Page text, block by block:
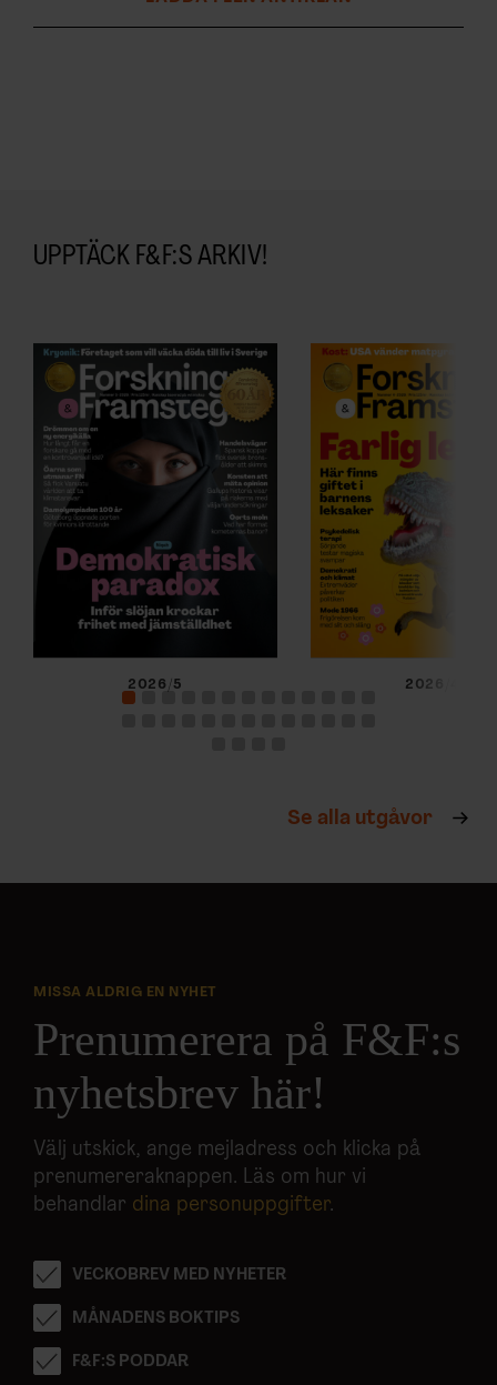
UPPTÄCK F&F:S ARKIV!
2026/5 2026/4
Se alla utgåvor
MISSA ALDRIG EN NYHET
Prenumerera på F&F:s
nyhetsbrev här!
Välj utskick, ange mejladress och klicka på
prenumereraknappen. Läs om hur vi
behandlar dina personuppgifter.
VECKOBREV MED NYHETER
MÅNADENS BOKTIPS
F&F:S PODDAR